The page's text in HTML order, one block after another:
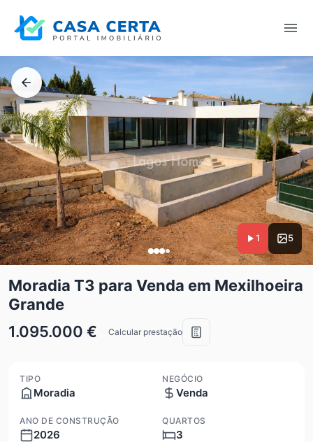
1 5
Moradia T3 para Venda em Mexilhoeira
Grande
1.095.000 €
Calcular prestação
TIPO
Moradia
NEGÓCIO
Venda
ANO DE CONSTRUÇÃO
2026
QUARTOS
3